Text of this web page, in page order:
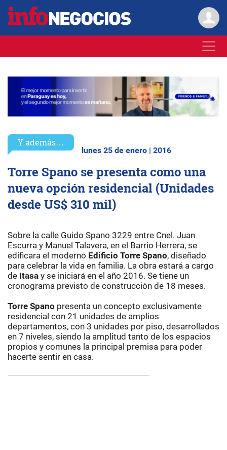
Y además…
lunes 25 de enero | 2016
Torre Spano se presenta como una
nueva opción residencial (Unidades
desde US$ 310 mil)
Sobre la calle Guido Spano 3229 entre Cnel. Juan
Escurra y Manuel Talavera, en el Barrio Herrera, se
edificara el moderno Edificio Torre Spano, diseñado
para celebrar la vida en familia. La obra estará a cargo
de Itasa y se iniciará en el año 2016. Se tiene un
cronograma previsto de construcción de 18 meses.
Torre Spano presenta un concepto exclusivamente
residencial con 21 unidades de amplios
departamentos, con 3 unidades por piso, desarrollados
en 7 niveles, siendo la amplitud tanto de los espacios
propios y comunes la principal premisa para poder
hacerte sentir en casa.